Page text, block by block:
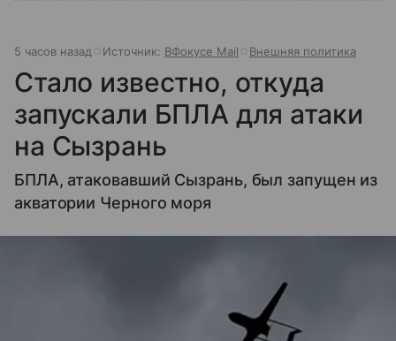
5 часов назад Источник: ВФокусе Mail Внешняя политика
Стало известно, откуда
запускали БПЛА для атаки
на Сызрань
БПЛА, атаковавший Сызрань, был запущен из
акватории Черного моря